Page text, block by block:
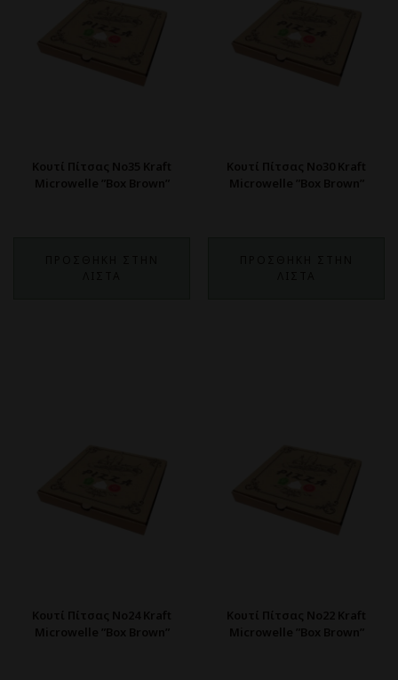
Κουτί Πίτσας Νο35 Kraft
Microwelle ”Box Brown”
Κουτί Πίτσας Νο30 Kraft
Microwelle ”Box Brown”
Κουτί Πίτσας Νο24 Kraft
Microwelle ”Box Brown”
Κουτί Πίτσας Νο22 Kraft
Microwelle ”Box Brown”